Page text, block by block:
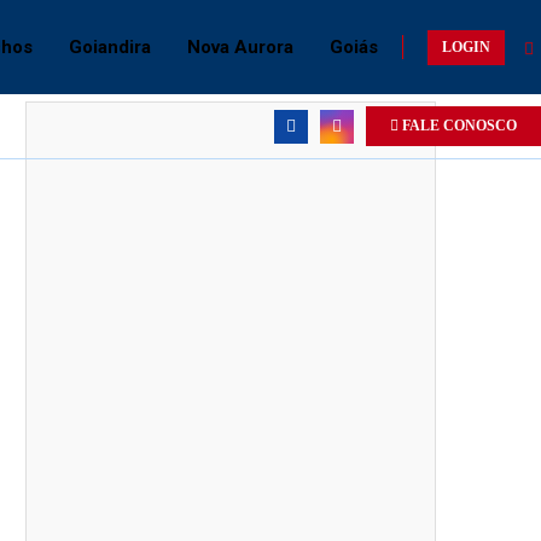
Goiandira Nova Aurora Goiás LOGIN
FALE CONOSCO